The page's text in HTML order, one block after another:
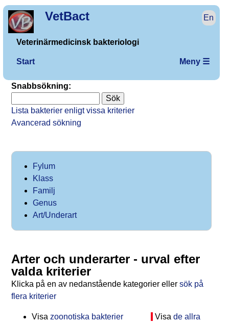
VetBact En
Veterinärmedicinsk bakteriologi
Start Meny ☰
Snabbsökning:
Lista bakterier enligt vissa kriterier
Avancerad sökning
Fylum
Klass
Familj
Genus
Art/Underart
Arter och underarter - urval efter
valda kriterier
Klicka på en av nedanstående kategorier eller sök på
flera kriterier
Visa de allra
Visa zoonotiska bakterier